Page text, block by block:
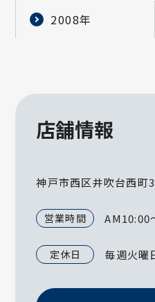
2008年
店舗情報
神戸市西区井吹台西町
営業時間 AM10:00
定休日 毎週火曜